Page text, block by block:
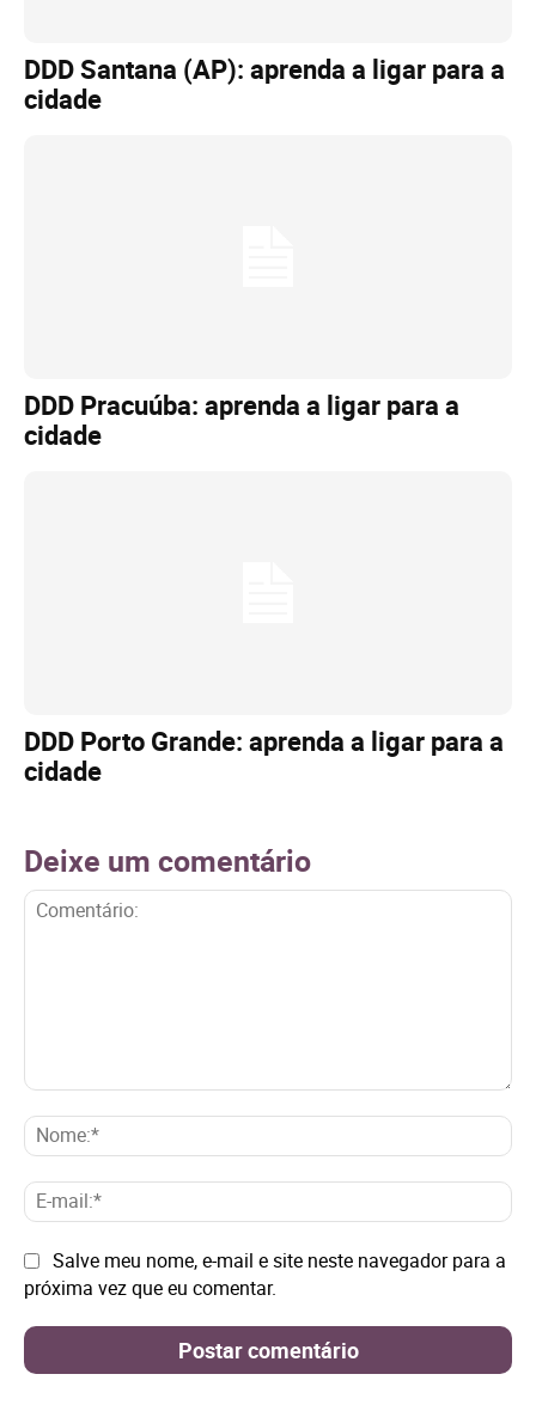
DDD Santana (AP): aprenda a ligar para a
cidade
DDD Pracuúba: aprenda a ligar para a
cidade
DDD Porto Grande: aprenda a ligar para a
cidade
Deixe um comentário
E-
Site: Salve meu nome, e-mail e site neste navegador para a
próxima vez que eu comentar.